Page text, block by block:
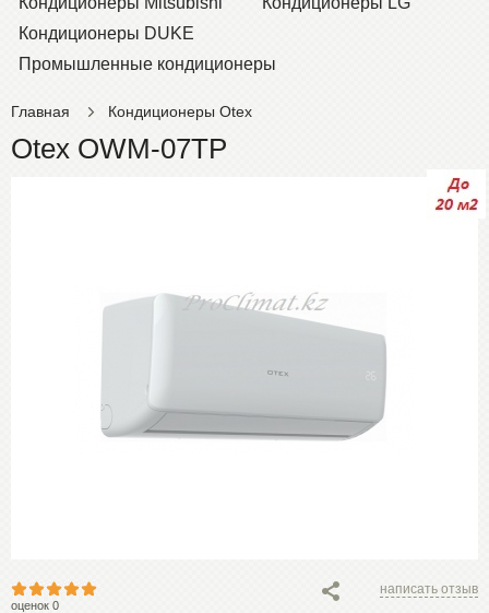
Кондиционеры DUKE
Промышленные кондиционеры
Главная Кондиционеры Otex
Otex OWM-07TP
оценок 0
написать отзыв